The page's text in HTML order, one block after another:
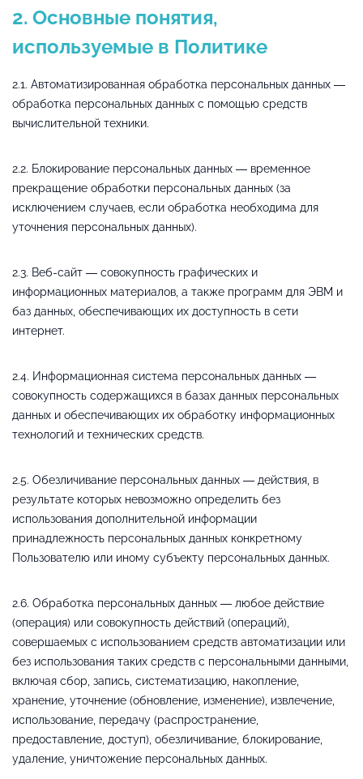
2. Основные понятия,
используемые в Политике
2.1. Автоматизированная обработка персональных данных —
обработка персональных данных с помощью средств
вычислительной техники.
2.2. Блокирование персональных данных — временное
прекращение обработки персональных данных (за
исключением случаев, если обработка необходима для
уточнения персональных данных).
2.3. Веб-сайт — совокупность графических и
информационных материалов, а также программ для ЭВМ и
баз данных, обеспечивающих их доступность в сети
интернет.
2.4. Информационная система персональных данных —
совокупность содержащихся в базах данных персональных
данных и обеспечивающих их обработку информационных
технологий и технических средств.
2.5. Обезличивание персональных данных — действия, в
результате которых невозможно определить без
использования дополнительной информации
принадлежность персональных данных конкретному
Пользователю или иному субъекту персональных данных.
2.6. Обработка персональных данных — любое действие
(операция) или совокупность действий (операций),
совершаемых с использованием средств автоматизации или
без использования таких средств с персональными данными,
включая сбор, запись, систематизацию, накопление,
хранение, уточнение (обновление, изменение), извлечение,
использование, передачу (распространение,
предоставление, доступ), обезличивание, блокирование,
удаление, уничтожение персональных данных.